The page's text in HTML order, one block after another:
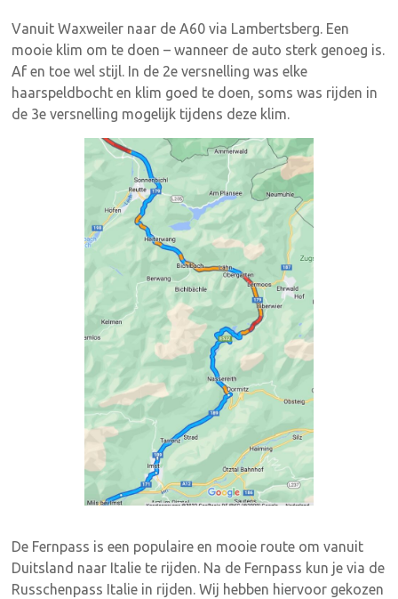
Vanuit Waxweiler naar de A60 via Lambertsberg. Een
mooie klim om te doen – wanneer de auto sterk genoeg is.
Af en toe wel stijl. In de 2e versnelling was elke
haarspeldbocht en klim goed te doen, soms was rijden in
de 3e versnelling mogelijk tijdens deze klim.
De Fernpass is een populaire en mooie route om vanuit
Duitsland naar Italie te rijden. Na de Fernpass kun je via de
Russchenpass Italie in rijden. Wij hebben hiervoor gekozen